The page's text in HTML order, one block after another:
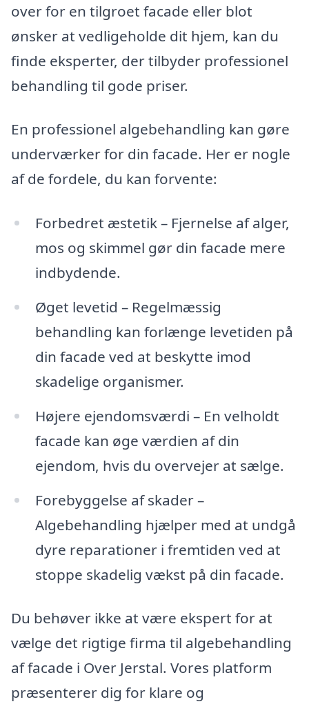
over for en tilgroet facade eller blot
ønsker at vedligeholde dit hjem, kan du
finde eksperter, der tilbyder professionel
behandling til gode priser.
En professionel algebehandling kan gøre
underværker for din facade. Her er nogle
af de fordele, du kan forvente:
Forbedret æstetik – Fjernelse af alger,
mos og skimmel gør din facade mere
indbydende.
Øget levetid – Regelmæssig
behandling kan forlænge levetiden på
din facade ved at beskytte imod
skadelige organismer.
Højere ejendomsværdi – En velholdt
facade kan øge værdien af din
ejendom, hvis du overvejer at sælge.
Forebyggelse af skader –
Algebehandling hjælper med at undgå
dyre reparationer i fremtiden ved at
stoppe skadelig vækst på din facade.
Du behøver ikke at være ekspert for at
vælge det rigtige firma til algebehandling
af facade i Over Jerstal. Vores platform
præsenterer dig for klare og